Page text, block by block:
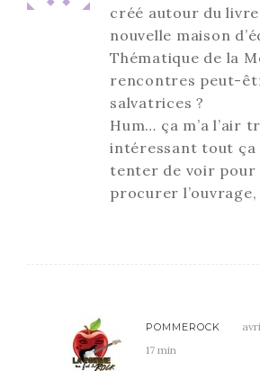
créé autour du livre
nouvelle maison
Thématique de la
rencontres peut-
salvatrices ?
Hum… ça m’a l’air
intéressant tout ça
tenter de voir pour
procurer
POMMEROCK
17 min